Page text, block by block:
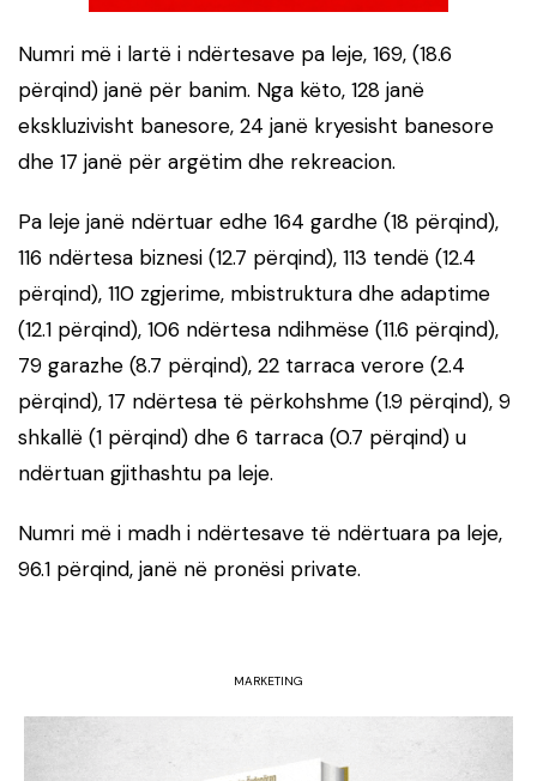
Numri më i lartë i ndërtesave pa leje, 169, (18.6
përqind) janë për banim. Nga këto, 128 janë
ekskluzivisht banesore, 24 janë kryesisht banesore
dhe 17 janë për argëtim dhe rekreacion.
Pa leje janë ndërtuar edhe 164 gardhe (18 përqind),
116 ndërtesa biznesi (12.7 përqind), 113 tendë (12.4
përqind), 110 zgjerime, mbistruktura dhe adaptime
(12.1 përqind), 106 ndërtesa ndihmëse (11.6 përqind),
79 garazhe (8.7 përqind), 22 tarraca verore (2.4
përqind), 17 ndërtesa të përkohshme (1.9 përqind), 9
shkallë (1 përqind) dhe 6 tarraca (0.7 përqind) u
ndërtuan gjithashtu pa leje.
Numri më i madh i ndërtesave të ndërtuara pa leje,
96.1 përqind, janë në pronësi private.
MARKETING